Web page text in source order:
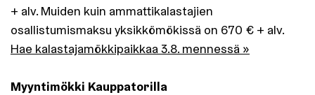
+ alv. Muiden kuin ammattikalastajien
osallistumismaksu yksikkömökissä on 670 € + alv.
Hae kalastajamökkipaikkaa 3.8. mennessä »
Myyntimökki Kauppatorilla